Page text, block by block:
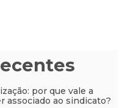
por que vale a
associado ao sindicato?